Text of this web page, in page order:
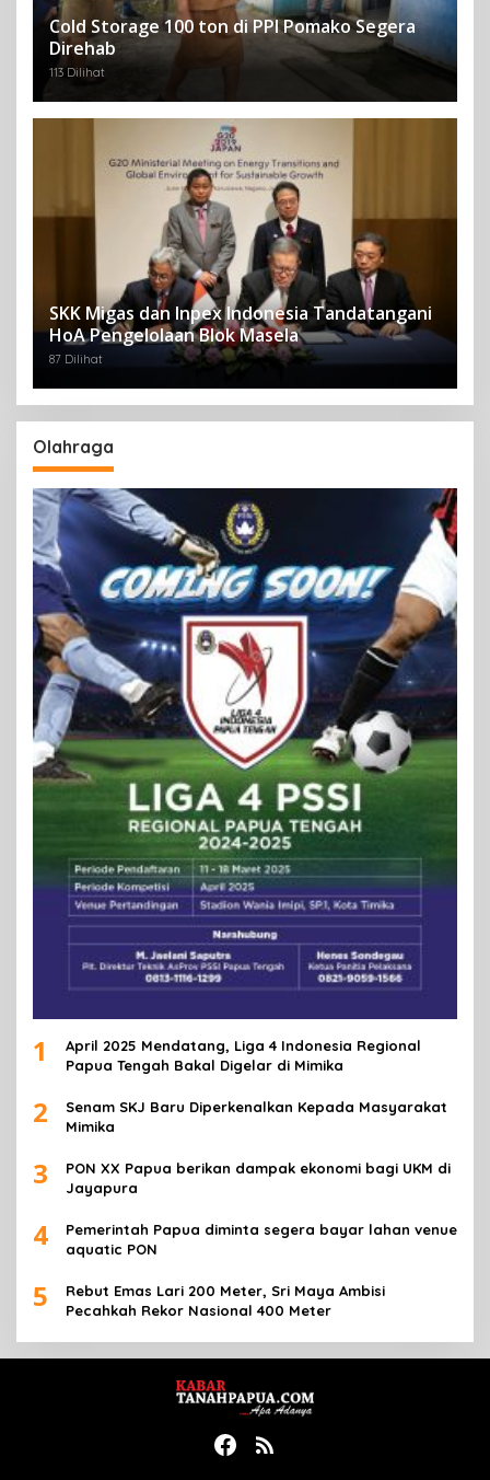
Cold Storage 100 ton di PPI Pomako Segera
Direhab
113 Dilihat
SKK Migas dan Inpex Indonesia Tandatangani
HoA Pengelolaan Blok Masela
87 Dilihat
Olahraga
1
April 2025 Mendatang, Liga 4 Indonesia Regional
Papua Tengah Bakal Digelar di Mimika
2
Senam SKJ Baru Diperkenalkan Kepada Masyarakat
Mimika
3
PON XX Papua berikan dampak ekonomi bagi UKM di
Jayapura
4
Pemerintah Papua diminta segera bayar lahan venue
aquatic PON
5
Rebut Emas Lari 200 Meter, Sri Maya Ambisi
Pecahkah Rekor Nasional 400 Meter